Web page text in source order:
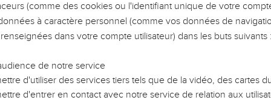
les nues, de sorte qu'il y en ait toujours la mesure voulue.
, rendue fluide par la pluie.
transformation : la poussière était devenue boue. Maintenant
(comme des cookies ou l'identifiant unique de votre
à caractère personnel (comme vos données de
dans votre compte utilisateur) dans les buts suivants :
de notre service
d'utiliser des services tiers tels que de la vidéo, des cartes
d'entrer en contact avec notre service de relation aux